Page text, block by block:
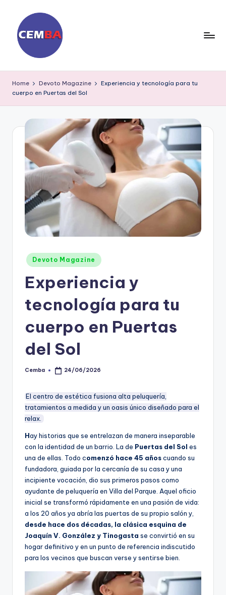
content
ia
ri
M
B
A
Home Devoto Magazine
Experiencia y tecnología para tu
cuerpo en Puertas del Sol
Posted
in
Devoto Magazine
Experiencia y
tecnología para tu
cuerpo en Puertas
del Sol
Posted
Cemba 24/06/2026
El centro de estética fusiona alta peluquería,
tratamientos a medida y un oasis único diseñado para el
relax.
Hay historias que se entrelazan de manera inseparable
con la identidad de un barrio. La de Puertas del Sol es
una de ellas. Todo comenzó hace 45 añoscuando su
fundadora, guiada por la cercanía de su casa y una
incipiente vocación, dio sus primeros pasos como
ayudante de peluquería en Villa del Parque. Aquel oficio
inicial se transformó rápidamente en una pasión de vida:
a los 20 años ya abría las puertas de su propio salón y,
desde hace dos décadas, la clásica esquina de
Joaquín V. González y Tinogasta se convirtió en su
hogar definitivo y en un punto de referencia indiscutido
para los vecinos que buscan verse y sentirse bien.